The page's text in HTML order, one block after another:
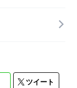
ツイート